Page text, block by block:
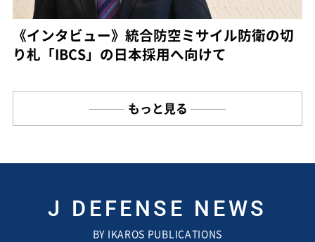
《インタビュー》統合防空ミサイル防衛の切
り札「IBCS」の日本採用へ向けて
もっと見る
J DEFENSE NEWS
BY IKAROS PUBLICATIONS